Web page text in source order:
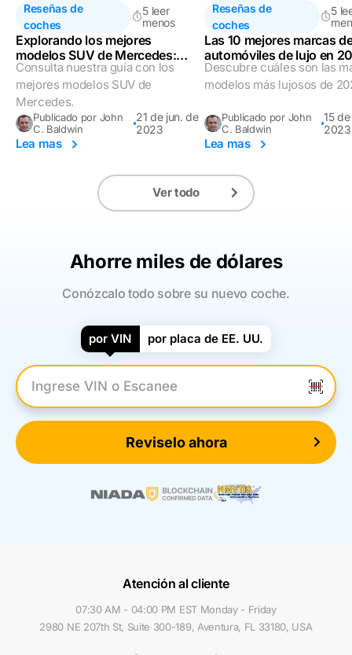
Reseñas de
coches
5 leer
menos
Explorando los mejores
modelos SUV de Mercedes:
Elección del experto
Consulta nuestra guía con los
mejores modelos SUV de
Mercedes.
Publicado por John
C. Baldwin
21 de jun. de
2023
Lea mas
Reseñas de
coches
5
Las 10 mejores marcas
automóviles de lujo en
Descubre cuáles son las
modelos más lujosos de
Publicado por John
C. Baldwin
15
2023
Lea mas
Ver todo
Ahorre miles de dólares
Conózcalo todo sobre su nuevo coche.
por VIN por placa de EE. UU.
Introduzca el VIN
Reviselo ahora
Atención al cliente
07:30 AM - 04:00 PM EST Monday - Friday
2980 NE 207th St, Suite 300-189, Aventura, FL 33180, USA